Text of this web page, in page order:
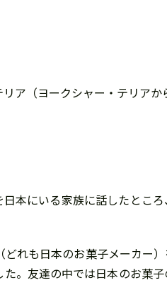
ア（ヨークシャー・テリアか
本にいる家族に話したとこ
れも日本のお菓子メーカー
。友達の中では日本のお菓